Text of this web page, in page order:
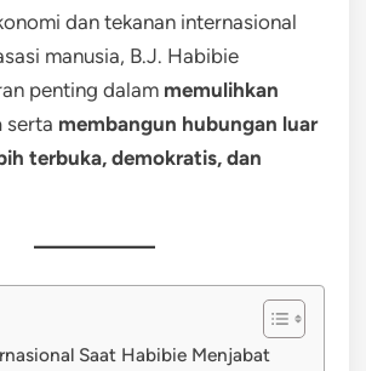
dan tekanan internasional
manusia, B.J. Habibie
penting dalam memulihkan
serta membangun hubungan luar
terbuka, demokratis, dan
Saat Habibie Menjabat